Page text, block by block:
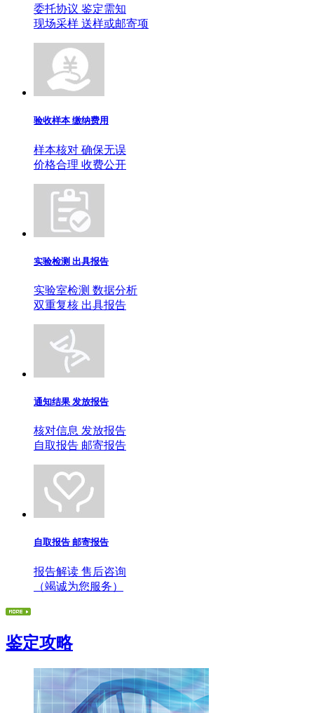
委托协议 鉴定需知
现场采样 送样或邮寄项
验收样本 缴纳费用
样本核对 确保无误
价格合理 收费公开
实验检测 出具报告
实验室检测 数据分析
双重复核 出具报告
通知结果 发放报告
核对信息 发放报告
自取报告 邮寄报告
自取报告 邮寄报告
报告解读 售后咨询
（竭诚为您服务）
鉴定攻略